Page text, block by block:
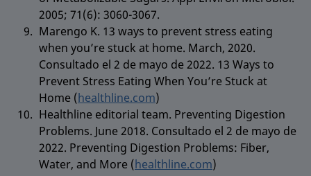
2005; 71(6): 3060-3067.
Marengo K. 13 ways to prevent stress eating
when you’re stuck at home. March, 2020.
Consultado el 2 de mayo de 2022. 13 Ways to
Prevent Stress Eating When You’re Stuck at
Home (healthline.com)
Healthline editorial team. Preventing Digestion
Problems. June 2018. Consultado el 2 de mayo de
2022. Preventing Digestion Problems: Fiber,
Water, and More (healthline.com)